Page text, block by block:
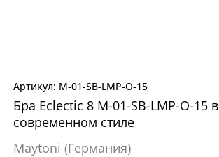
M-01-SB-LMP-O-15
Бра Eclectic 8 M-01-SB-LMP-O-15 в
современном стиле
Maytoni (Германия)